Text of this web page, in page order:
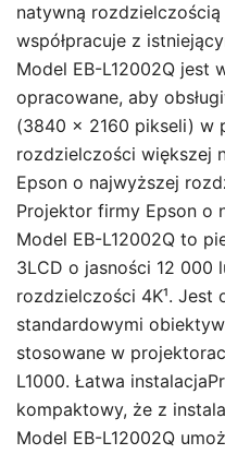
natywną
współpracuje z
Model EB-L12002Q jest
opracowane, aby
(3840 × 2160 pikseli) w
rozdzielczości większej
Epson o najwyższej
Projektor firmy Epson o
Model EB-L12002Q to
3LCD o jasności 12 000
rozdzielczości 4K¹. Jest
standardowymi
stosowane w
L1000. Łatwa
kompaktowy, że z
Model EB-L12002Q